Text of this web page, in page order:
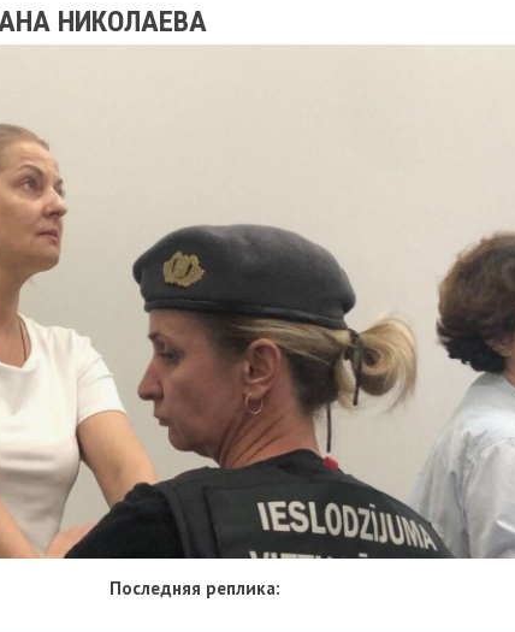
НИКОЛАЕВА
Последняя реплика: